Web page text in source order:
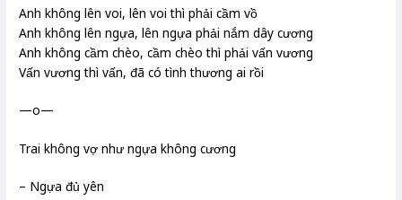
Anh không lên voi, lên voi thì phải cầm vồ
Anh không lên ngựa, lên ngựa phải nắm dây cương
Anh không cầm chèo, cầm chèo thì phải vấn vương
Vấn vương thì vấn, đã có tình thương ai rồi
—o—
Trai không vợ như ngựa không cương
– Ngựa đủ yên